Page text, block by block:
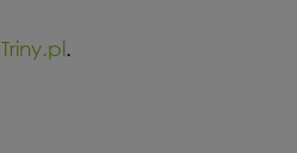
Triny.pl.